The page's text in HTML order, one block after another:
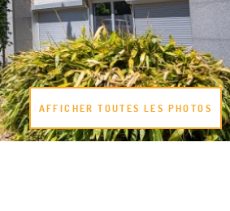
AFFICHER TOUTES LES PHOTOS